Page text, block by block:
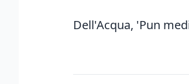
Dell'Acqua, 'Pun